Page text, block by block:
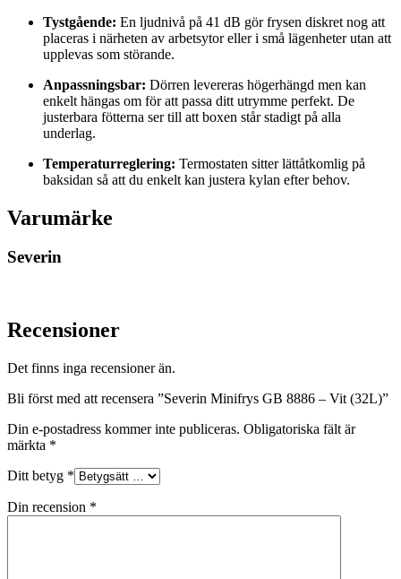
Tystgående: En ljudnivå på 41 dB gör frysen diskret nog att
placeras i närheten av arbetsytor eller i små lägenheter utan att
upplevas som störande.
Anpassningsbar: Dörren levereras högerhängd men kan
enkelt hängas om för att passa ditt utrymme perfekt. De
justerbara fötterna ser till att boxen står stadigt på alla
underlag.
Temperaturreglering: Termostaten sitter lättåtkomlig på
baksidan så att du enkelt kan justera kylan efter behov.
Varumärke
Severin
Recensioner
Det finns inga recensioner än.
Bli först med att recensera ”Severin Minifrys GB 8886 – Vit (32L)”
Din e-postadress kommer inte publiceras. Obligatoriska fält är
märkta *
Ditt betyg *
Din recension *